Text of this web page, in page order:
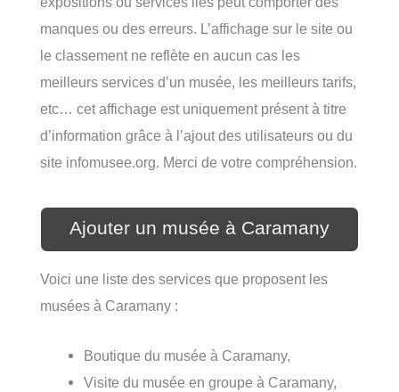
manques ou des erreurs. L’affichage sur le site ou
le classement ne reflète en aucun cas les
meilleurs services d’un musée, les meilleurs tarifs,
etc… cet affichage est uniquement présent à titre
d’information grâce à l’ajout des utilisateurs ou du
site infomusee.org. Merci de votre compréhension.
Ajouter un musée à Caramany
Voici une liste des services que proposent les
musées à Caramany :
Boutique du musée à Caramany,
Visite du musée en groupe à Caramany,